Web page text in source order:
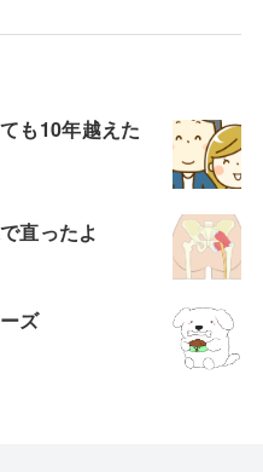
も10年越えた
直ったよ
ズ